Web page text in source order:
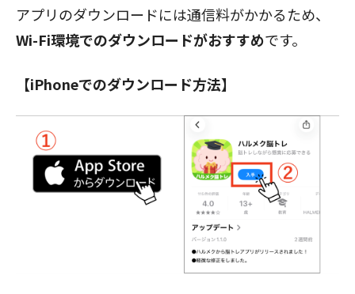
アプリのダウンロードには通信料がかかるため、
Wi-Fi環境でのダウンロードがおすすめです。
【iPhoneでのダウンロード方法】
閉じる